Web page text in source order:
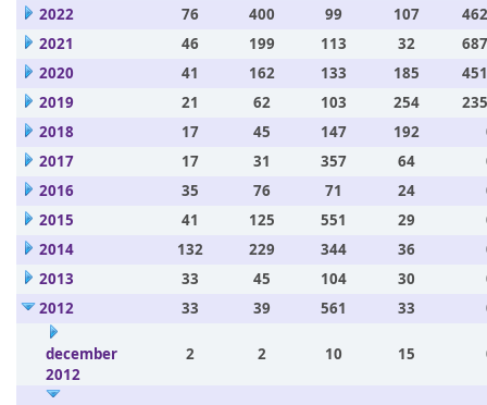
2022
76 400 99 107
2021
46 199 113 32
2020
41 162 133 185
2019
21 62 103 254
2018
17 45 147 192
2017
17 31 357 64
2016
35 76 71 24
2015
41 125 551 29
2014
132 229 344 36
2013
33 45 104 30
2012
33 39 561 33
december
2012
2 2 10 15